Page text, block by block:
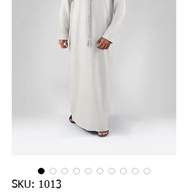
SKU: 1013